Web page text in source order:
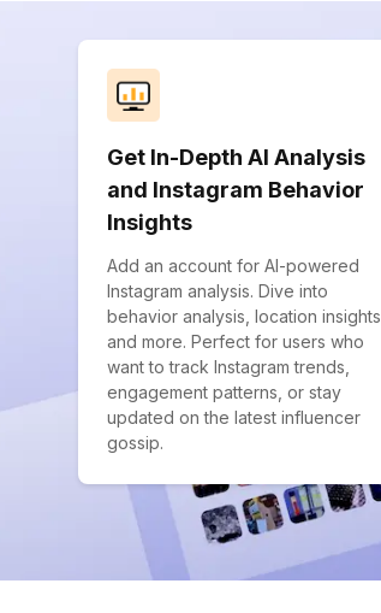
Get In-Depth AI Analysis
and Instagram Behavior
Insights
Add an account for AI-powered
Instagram analysis. Dive into
behavior analysis, location insights,
and more. Perfect for users who
want to track Instagram trends,
engagement patterns, or stay
updated on the latest influencer
gossip.